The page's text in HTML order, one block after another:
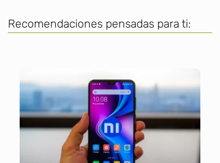
Recomendaciones pensadas para ti: